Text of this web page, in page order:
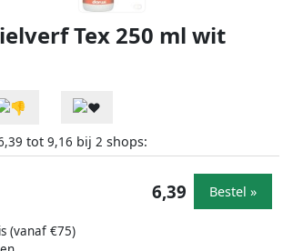
Tex 250 ml wit
tot 9,16 bij 2 shops:
(vanaf €75)
6,39 Bestel »